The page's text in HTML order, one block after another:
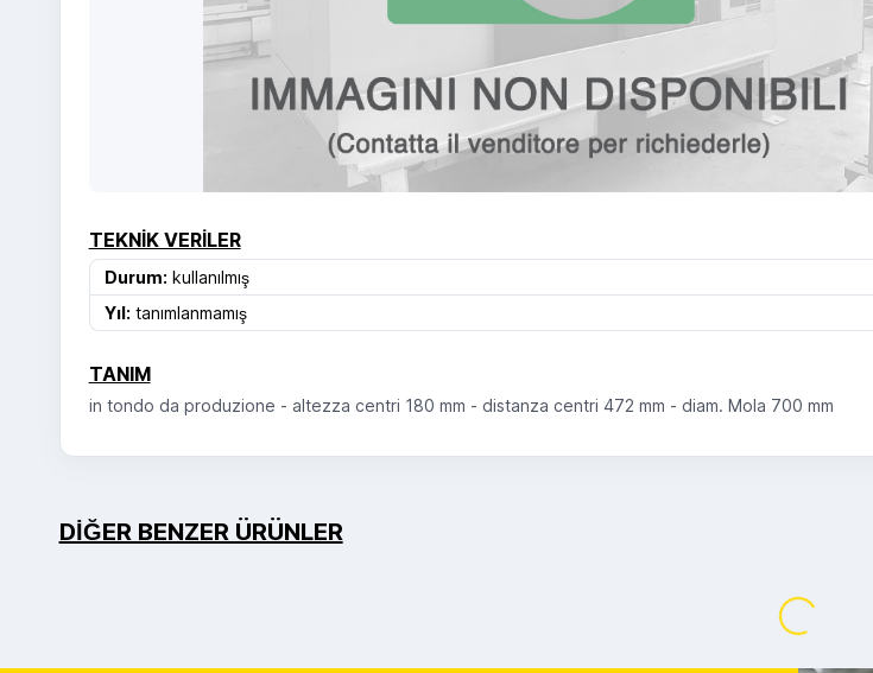
TEKNIK VERILER
Durum: kullanılmış
Yıl: tanımlanmamış
TANIM
in tondo da produzione - altezza centri 180 mm - distanza centri 472 mm - diam. Mola 700 mm
DIĞER BENZER ÜRÜNLER
Grinding machines Diğer taşlama makineleri
Konum: 🇮🇹 Italy